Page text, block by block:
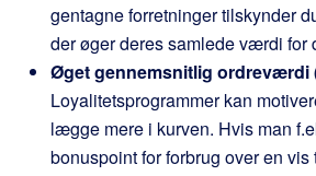
gentagne forretninger tilskynder
der øger deres samlede værdi for
Øget gennemsnitlig ordreværdi
Loyalitetsprogrammer kan
lægge mere i kurven. Hvis man
bonuspoint for forbrug over en